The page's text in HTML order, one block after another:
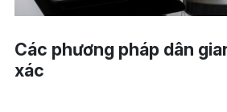
Các phương pháp dân
xác